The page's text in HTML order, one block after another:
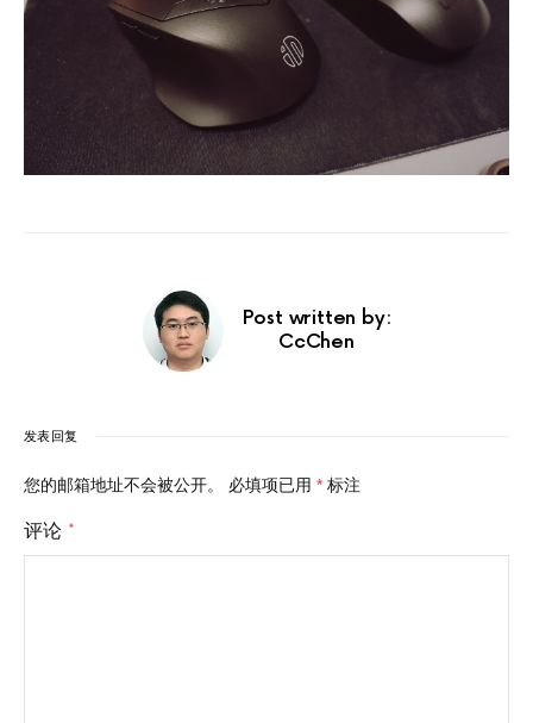
Post written by:
CcChen
发表回复
您的邮箱地址不会被公开。 必填项已用 * 标注
评论 *